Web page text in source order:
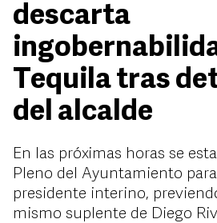
descarta
Tequila tras
del alcalde
En las próximas horas se
Pleno del Ayuntamiento
presidente interino,
mismo suplente de Diego